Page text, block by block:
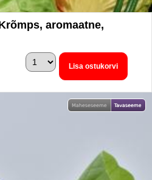
aromaatne,
Lisa ostukorvi